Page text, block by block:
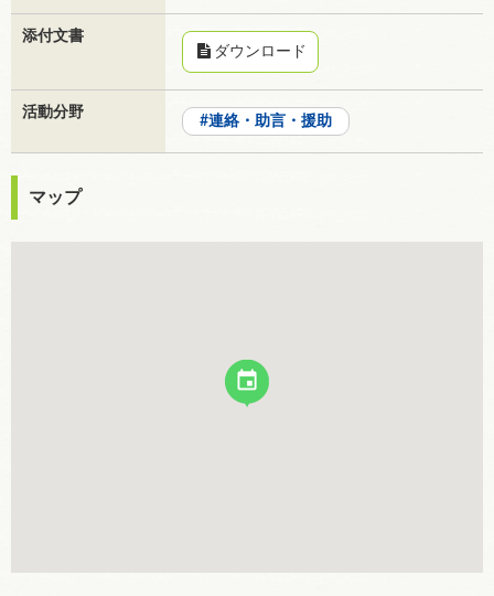
添付文書
ダウンロード
活動分野
連絡・助言・援助
マップ